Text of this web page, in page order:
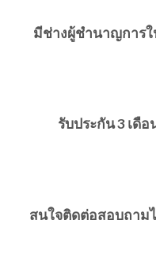
มีช่างผู้ชำนาญการ
รับประกัน 3 เดื
สนใจติดต่อสอบถาม